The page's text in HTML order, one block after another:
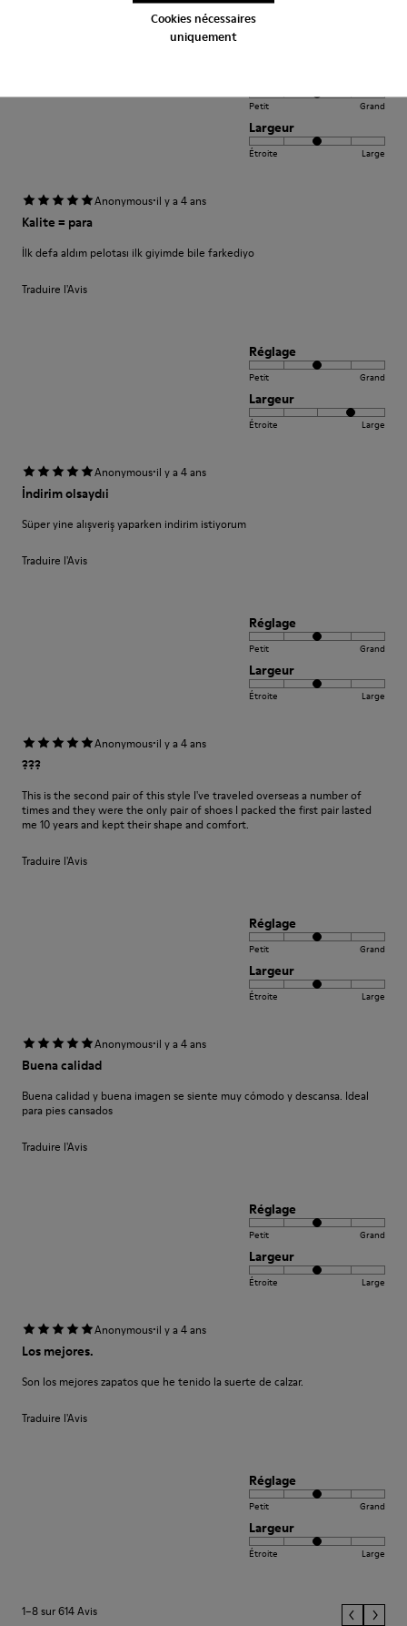
Cookies nécessaires
uniquement
Petit Grand
Largeur
Étroite Large
Anonymous·il y a 4 ans
Kalite = para
İlk defa aldım pelotası ilk giyimde bile farkediyo
Traduire l'Avis
Réglage
Petit Grand
Largeur
Étroite Large
Anonymous·il y a 4 ans
İndirim olsaydıi
Süper yine alışveriş yaparken indirim istiyorum
Traduire l'Avis
Réglage
Petit Grand
Largeur
Étroite Large
Anonymous·il y a 4 ans
???
This is the second pair of this style I've traveled overseas a number of
times and they were the only pair of shoes I packed the first pair lasted
me 10 years and kept their shape and comfort.
Traduire l'Avis
Réglage
Petit Grand
Largeur
Étroite Large
Anonymous·il y a 4 ans
Buena calidad
Buena calidad y buena imagen se siente muy cómodo y descansa. Ideal
para pies cansados
Traduire l'Avis
Réglage
Petit Grand
Largeur
Étroite Large
Anonymous·il y a 4 ans
Los mejores.
Son los mejores zapatos que he tenido la suerte de calzar.
Traduire l'Avis
Réglage
Petit Grand
Largeur
Étroite Large
1–8 sur 614 Avis